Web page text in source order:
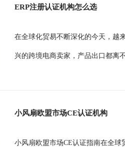
ERP注册认证机构怎么选
在全球化贸易不断深化的今天，越
兴的跨境电商卖家，产品出口都
小风扇欧盟市场CE认证机构
小风扇欧盟市场CE认证指南在全